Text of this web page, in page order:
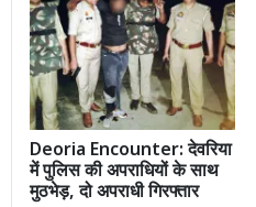
Deoria Encounter: देवरिया
में पुलिस की अपराधियों के साथ
मुठभेड़, दो अपराधी गिरफ्तार